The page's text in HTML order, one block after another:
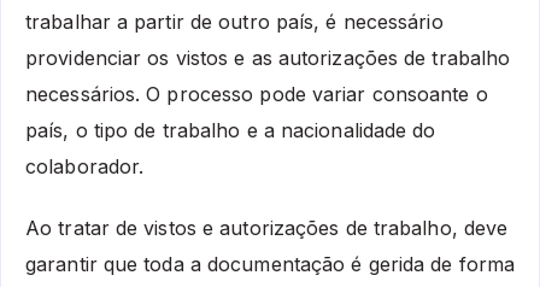
trabalhar a partir de outro país, é necessário
providenciar os vistos e as autorizações de trabalho
necessários. O processo pode variar consoante o
país, o tipo de trabalho e a nacionalidade do
colaborador.
Ao tratar de vistos e autorizações de trabalho, deve
garantir que toda a documentação é gerida de forma